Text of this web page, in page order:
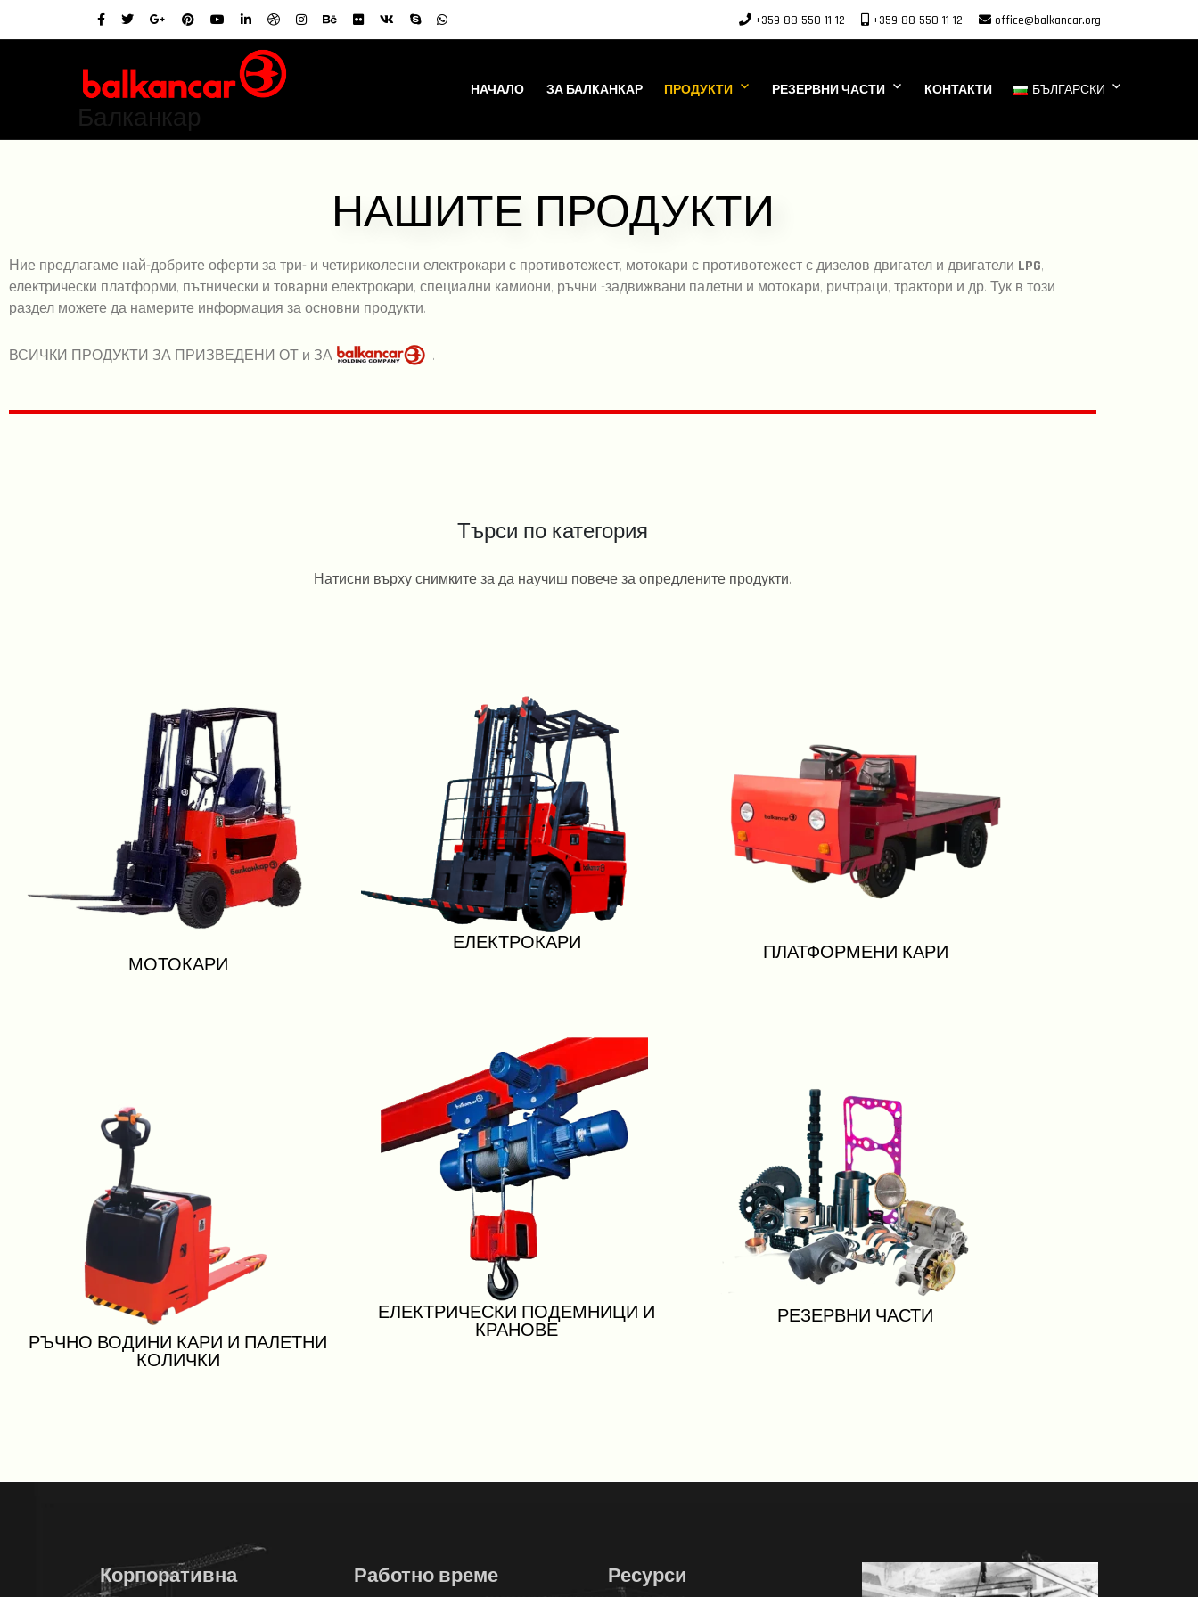
+359 88 550 11 12 +359 88 550 11 12 office@balkancar.org
Балканкар
НАЧАЛО ЗА БАЛКАНКАР ПРОДУКТИ РЕЗЕРВНИ ЧАСТИ КОНТАКТИ БЪЛГАРСКИ
НАШИТЕ ПРОДУКТИ
Ние предлагаме най-добрите оферти за три- и четириколесни електрокари с противотежест, мотокари с противотежест с дизелов двигател и двигатели LPG,
електрически платформи, пътнически и товарни електрокари, специални камиони, ръчни -задвижвани палетни и мотокари, ричтраци, трактори и др. Тук в този
раздел можете да намерите информация за основни продукти.
ВСИЧКИ ПРОДУКТИ ЗА ПРИЗВЕДЕНИ ОТ и ЗА .
Търси по категория
Натисни върху снимките за да научиш повече за опредлените продукти.
МОТОКАРИ
ЕЛЕКТРОКАРИ ПЛАТФОРМЕНИ КАРИ
РЪЧНО ВОДИНИ КАРИ И ПАЛЕТНИ
КОЛИЧКИ
ЕЛЕКТРИЧЕСКИ ПОДЕМНИЦИ И
КРАНОВЕ
РЕЗЕРВНИ ЧАСТИ
Корпоративна
Работно време Ресурси